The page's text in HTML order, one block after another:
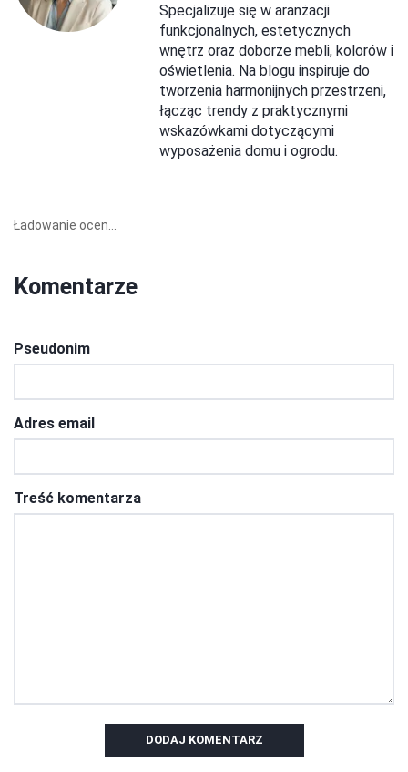
Specjalizuje się w aranżacji
funkcjonalnych, estetycznych
wnętrz oraz doborze mebli, kolorów i
oświetlenia. Na blogu inspiruje do
tworzenia harmonijnych przestrzeni,
łącząc trendy z praktycznymi
wskazówkami dotyczącymi
wyposażenia domu i ogrodu.
Ładowanie ocen...
Komentarze
Pseudonim
Adres email
Treść komentarza
DODAJ KOMENTARZ